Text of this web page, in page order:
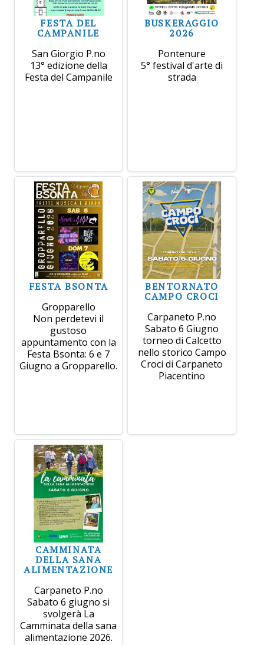
FESTA DEL
CAMPANILE
San Giorgio P.no
13° edizione della
Festa del Campanile
BUSKERAGGIO
2026
Pontenure
5° festival d'arte di
strada
FESTA BSONTA
Gropparello
Non perdetevi il
gustoso
appuntamento con la
Festa Bsonta: 6 e 7
Giugno a Gropparello.
BENTORNATO
CAMPO CROCI
Carpaneto P.no
Sabato 6 Giugno
torneo di Calcetto
nello storico Campo
Croci di Carpaneto
Piacentino
CAMMINATA
DELLA SANA
ALIMENTAZIONE
Carpaneto P.no
Sabato 6 giugno si
svolgerà La
Camminata della sana
alimentazione 2026.